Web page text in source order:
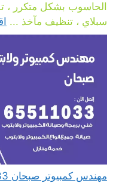
الحاسوب بشكل متكرر ،
سبلاي ، تنظيف مآخذ ...